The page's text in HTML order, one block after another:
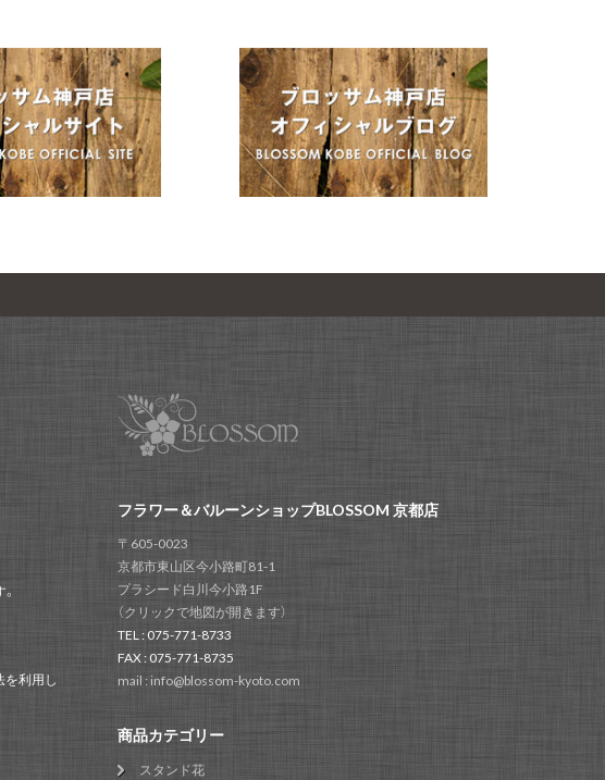
利用し
フラワー＆バルーンショップBLOSSOM 京都店
〒605-0023
京都市東山区今小路町81-1
プラシード白川今小路1F
（クリックで地図が開きます）
TEL : 075-771-8733
FAX : 075-771-8735
mail : info@blossom-kyoto.com
商品カテゴリー
スタンド花